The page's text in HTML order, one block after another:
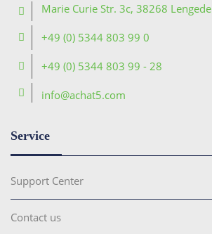
Marie Curie Str. 3c, 38268 Lengede
+49 (0) 5344 803 99 0
+49 (0) 5344 803 99 - 28
info@achat5.com
Service
Support Center
Contact us